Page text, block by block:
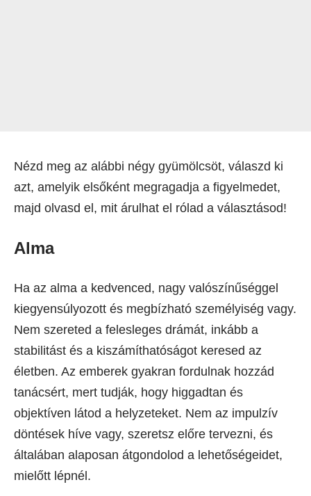
Nézd meg az alábbi négy gyümölcsöt, válaszd ki
azt, amelyik elsőként megragadja a figyelmedet,
majd olvasd el, mit árulhat el rólad a választásod!
Alma
Ha az alma a kedvenced, nagy valószínűséggel
kiegyensúlyozott és megbízható személyiség vagy.
Nem szereted a felesleges drámát, inkább a
stabilitást és a kiszámíthatóságot keresed az
életben. Az emberek gyakran fordulnak hozzád
tanácsért, mert tudják, hogy higgadtan és
objektíven látod a helyzeteket. Nem az impulzív
döntések híve vagy, szeretsz előre tervezni, és
általában alaposan átgondolod a lehetőségeidet,
mielőtt lépnél.